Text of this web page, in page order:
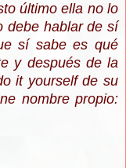
último ella no lo
debe hablar de sí
sí sabe es qué
y después de la
it yourself de su
nombre propio: